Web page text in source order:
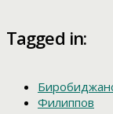
Tagged in:
Филиппов